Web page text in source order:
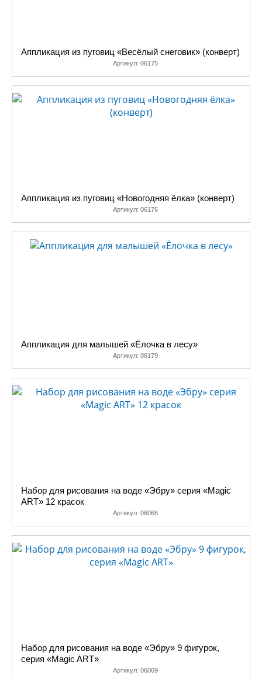
Аппликация из пуговиц «Весёлый снеговик» (конверт)
Артикул: 06175
Аппликация из пуговиц «Новогодняя ёлка» (конверт)
Артикул: 06176
Аппликация для малышей «Ёлочка в лесу»
Артикул: 06179
Набор для рисования на воде «Эбру» серия «Magic
ART» 12 красок
Артикул: 06068
Набор для рисования на воде «Эбру» 9 фигурок,
серия «Magic ART»
Артикул: 06069